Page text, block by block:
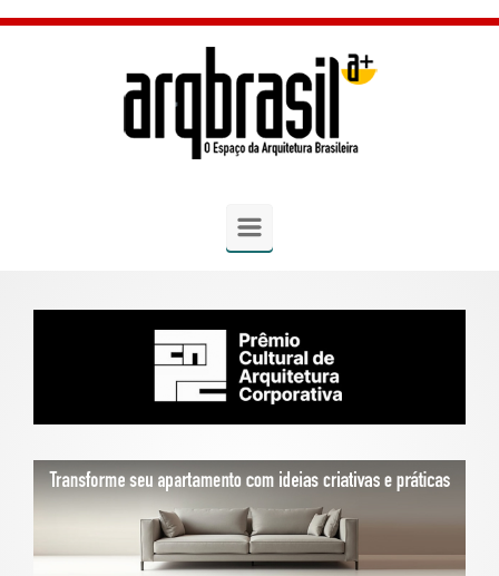
Skip to main content